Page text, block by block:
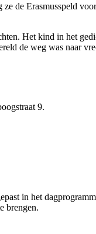
de Erasmusspeld
Het kind in het
de weg was naar
9.
in het
brengen.